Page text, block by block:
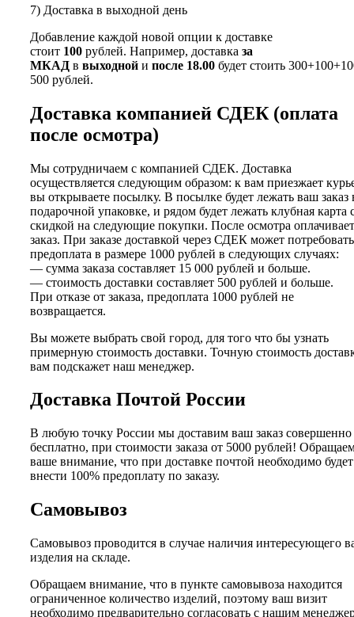
7) Доставка в выходной день
Добавление каждой новой опции к доставке
стоит 100 рублей. Например, доставка за
МКАД в выходной и после 18.00 будет стоить
500 рублей.
Доставка компанией СДЕК (оплата
после осмотра)
Мы сотрудничаем с компанией СДЕК. Доставка
осуществляется следующим образом: к вам приезжает
вы открываете посылку. В посылке будет лежать ваш заказ
подарочной упаковке, и рядом будет лежать клубная карта
скидкой на следующие покупки. После осмотра
заказ. При заказе доставкой через СДЕК может
предоплата в размере 1000 рублей в следующих случаях:
— сумма заказа составляет 15 000 рублей и больше.
— стоимость доставки составляет 500 рублей и больше.
При отказе от заказа, предоплата 1000 рублей не
возвращается.
Вы можете выбрать свой город, для того что бы узнать
примерную стоимость доставки. Точную стоимость
вам подскажет наш менеджер.
Доставка Почтой России
В любую точку России мы доставим ваш заказ совершенно
бесплатно, при стоимости заказа от 5000 рублей!
ваше внимание, что при доставке почтой необходимо будет
внести 100% предоплату по заказу.
Самовывоз
Самовывоз проводится в случае наличия интересующего
изделия на складе.
Обращаем внимание, что в пункте самовывоза находится
ограниченное количество изделий, поэтому ваш визит
необходимо предварительно согласовать с нашим